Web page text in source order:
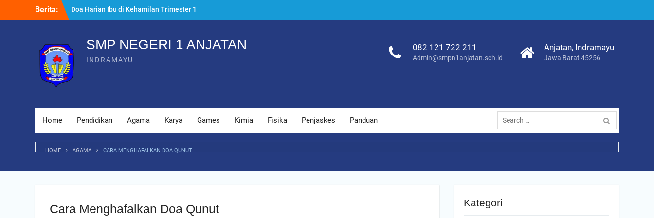
Berita:
Doa Harian Ibu di Kehamilan Trimester 1
yang Dianjurkan
Masjid Digital
7 Persiapan Melahirkan Sesuai Ajaran
Islam yang Wajib Tahu
SMP NEGERI 1 ANJATAN
INDRAMAYU
082 121 722 211
Admin@smpn1anjatan.sch.id
Anjatan, Indramayu
Jawa Barat 45256
Home Pendidikan Agama Karya Games Kimia Fisika Penjaskes Panduan
Search
for:
HOME AGAMA CARA MENGHAFALKAN DOA QUNUT
Cara Menghafalkan Doa Qunut Kategori